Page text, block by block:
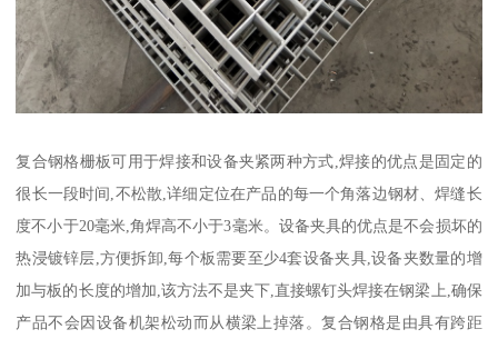
复合钢格栅板可用于焊接和设备夹紧两种方式,焊接的优点是固定的
很长一段时间,不松散,详细定位在产品的每一个角落边钢材、焊缝长
度不小于20毫米,角焊高不小于3毫米。设备夹具的优点是不会损坏的
热浸镀锌层,方便拆卸,每个板需要至少4套设备夹具,设备夹数量的增
加与板的长度的增加,该方法不是夹下,直接螺钉头焊接在钢梁上,确保
产品不会因设备机架松动而从横梁上掉落。复合钢格是由具有跨距